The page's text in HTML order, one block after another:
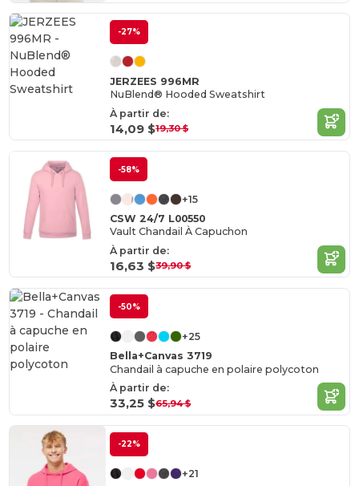
-27%
JERZEES 996MR
NuBlend® Hooded Sweatshirt
À partir de:
14,09 $19,30 $
-58%
+15
CSW 24/7 L00550
Vault Chandail À Capuchon
À partir de:
16,63 $39,90 $
-50%
+25
Bella+Canvas 3719
Chandail à capuche en polaire polycoton
À partir de:
33,25 $65,94 $
-22%
+21